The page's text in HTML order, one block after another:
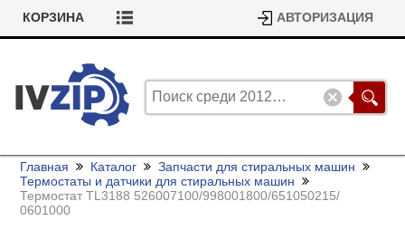
КОРЗИНА АВТОРИЗАЦИЯ
Главная Каталог
Запчасти для стиральных машин
Термостаты и датчики для стиральных машин
Термостат TL3188 526007100/998001800/651050215/
0601000